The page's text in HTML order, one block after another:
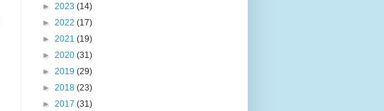
► 2023 (14)
► 2022 (17)
► 2021 (19)
► 2020 (31)
► 2019 (29)
► 2018 (23)
► 2017 (31)